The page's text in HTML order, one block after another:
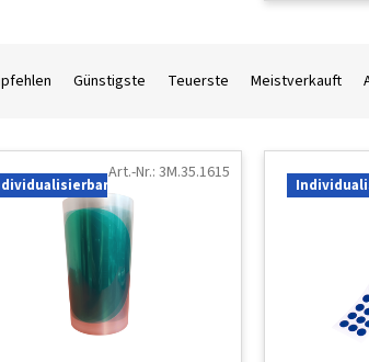
Günstigste Teuerste Meistverkauft
Art.-Nr.: 3M.35.1615